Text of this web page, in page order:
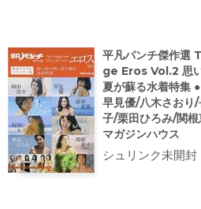
平凡パンチ傑作
ge Eros Vol.2 思
夏が蘇る水着特集
早見優/八木さおり
子/栗田ひろみ/関
マガジンハウス
シュリンク未開封